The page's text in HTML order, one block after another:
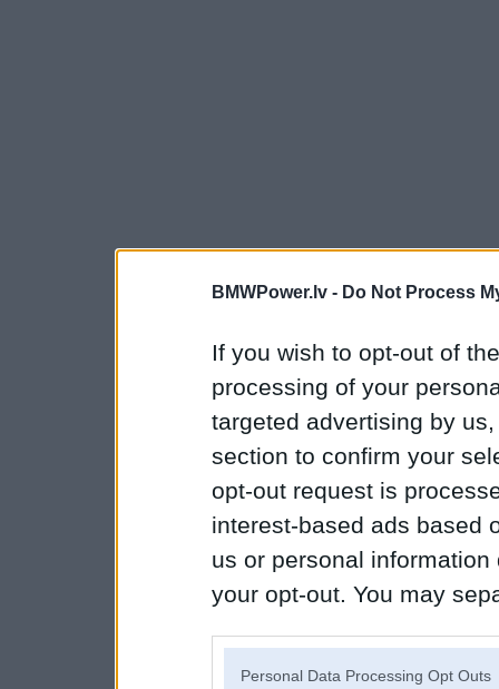
BMWPower.lv - Do Not Process
If you wish to opt-out of
processing of your
targeted advertising by
section to confirm your
opt-out request is
interest-based ads based
us or personal
your opt-out. You may
Personal Data Processing Opt Outs